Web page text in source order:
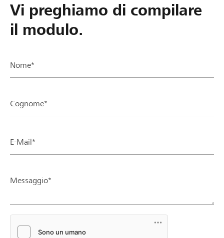
Vi preghiamo di compilare
il modulo.
Nome*
Cognome*
E-Mail*
Messaggio*